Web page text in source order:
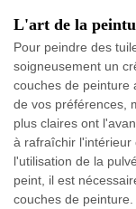
L'art de la
Pour peindre des
soigneusement un
couches de peinture
de vos préférences,
plus claires ont
à rafraîchir l'intérieur
l'utilisation de la
peint, il est
couches de